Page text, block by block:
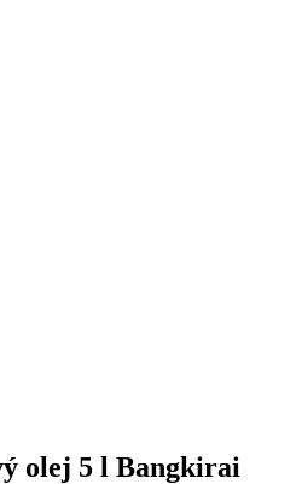
olej 5 l Bangkirai